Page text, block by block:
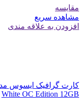
مقایسه
مشاهده سریع
افزودن به علاقه مندی
White OC Edition 12GB